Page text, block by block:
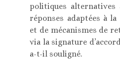
politiques alternatives
réponses adaptées à la
et de mécanismes de
via la signature
a-t-il souligné.